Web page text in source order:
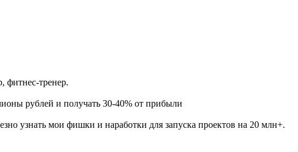
фитнес-тренер.
рублей и получать 30-40% от прибыли
узнать мои фишки и наработки для запуска проектов на 20 млн+.